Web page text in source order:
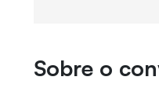
Sobre o